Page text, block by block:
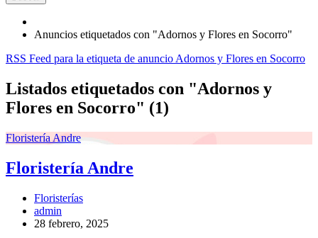
Anuncios etiquetados con "Adornos y Flores en Socorro"
RSS Feed para la etiqueta de anuncio Adornos y Flores en Socorro
Listados etiquetados con "Adornos y
Flores en Socorro" (1)
Floristería Andre
Floristería Andre
Floristerías
admin
28 febrero, 2025